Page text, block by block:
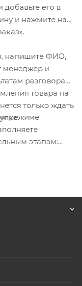
его в
и нажмите на
напишите ФИО,
менеджер и
разговора
товара на
только ждать
режиме
этапам: